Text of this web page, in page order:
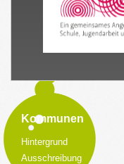
Kommunen
Hintergrund
Ausschreibung